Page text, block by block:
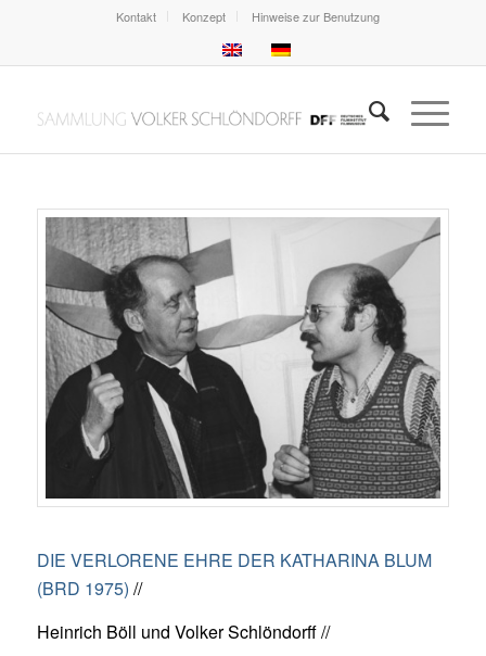
Kontakt Konzept Hinweise zur Benutzung
DIE VERLORENE EHRE DER KATHARINA BLUM
(BRD 1975) //
Heinrich Böll und Volker Schlöndorff //